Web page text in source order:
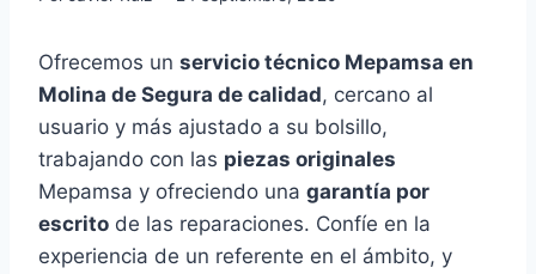
Ofrecemos un servicio técnico Mepamsa en
Molina de Segura de calidad, cercano al
usuario y más ajustado a su bolsillo,
trabajando con las piezas originales
Mepamsa y ofreciendo una garantía por
escrito de las reparaciones. Confíe en la
experiencia de un referente en el ámbito, y